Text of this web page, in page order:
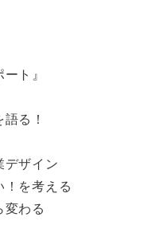
ト』
る！
デザイン
を考える
わる